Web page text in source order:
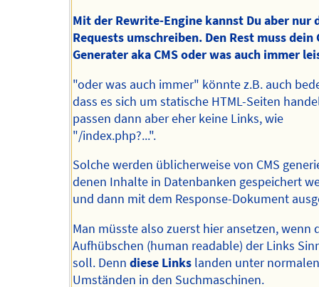
Mit der Rewrite-Engine kannst Du aber nur
Requests umschreiben. Den Rest muss dein
Generater aka CMS oder was auch immer
"oder was auch immer" könnte z.B. auch
dass es sich um statische HTML-Seiten
passen dann aber eher keine Links, wie
"/index.php?...".
Solche werden üblicherweise von CMS
denen Inhalte in Datenbanken gespeichert
und dann mit dem Response-Dokument
Man müsste also zuerst hier ansetzen, wenn
Aufhübschen (human readable) der Links
soll. Denndiese Links landen unter
Umständen in den Suchmaschinen.